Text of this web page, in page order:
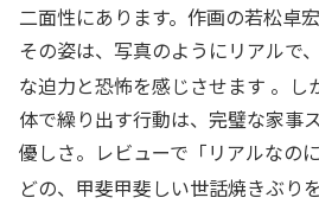
二面性にあります。作画の若松卓
その姿は、写真のようにリアルで
な迫力と恐怖を感じさせます 。し
体で繰り出す行動は、完璧な家事
優しさ。レビューで「リアルなの
どの、甲斐甲斐しい世話焼きぶり